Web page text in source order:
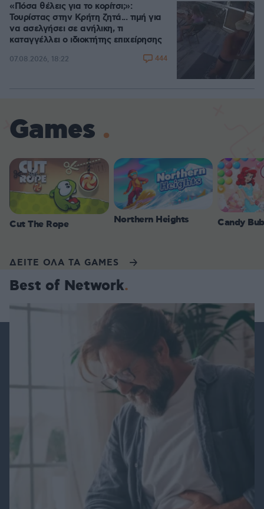
«Πόσα θέλεις για το κορίτσι;»:
Τουρίστας στην Κρήτη ζητά... τιμή για
να ασελγήσει σε ανήλικη, τι
καταγγέλλει ο ιδιοκτήτης επιχείρησης
07.08.2026, 18:22 444
Games
Cut The Rope Northern Heights Candy
ΔΕΙΤΕ ΟΛΑ ΤΑ GAMES
Best of Network